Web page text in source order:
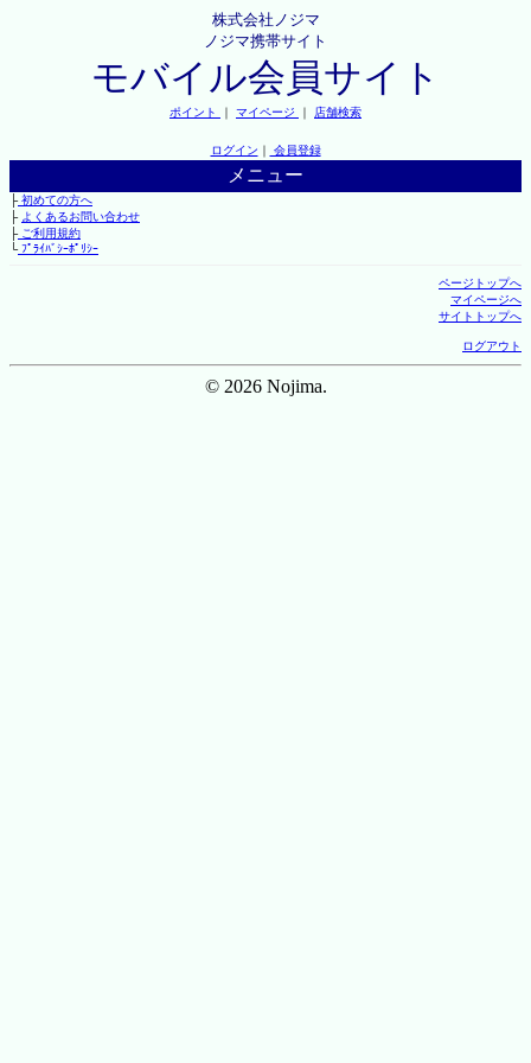
株式会社ノジマ
ノジマ携帯サイト
モバイル会員サイト
ポイント ｜ マイページ ｜ 店舗検索
ログイン ｜ 会員登録
メニュー
├初めての方へ
├ よくあるお問い合わせ
├ご利用規約
└ﾌﾟﾗｲﾊﾞｼｰﾎﾟﾘｼｰ
ページトップへ
マイページへ
サイトトップへ
ログアウト
© 2026 Nojima.